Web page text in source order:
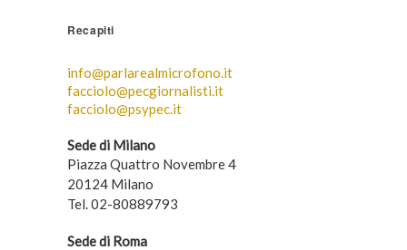
Recapiti
info@parlarealmicrofono.it
facciolo@pecgiornalisti.it
facciolo@psypec.it
Sede di Milano
Piazza Quattro Novembre 4
20124 Milano
Tel. 02-80889793
Sede di Roma